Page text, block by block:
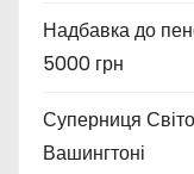
Надбавка до
5000 грн
Суперниця
Вашингтоні